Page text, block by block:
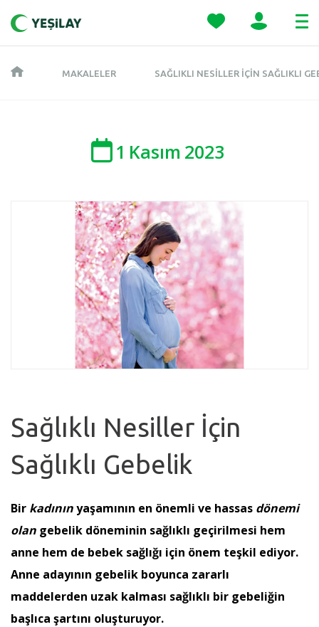
MAKALELER SAĞLIKLI NESILLER İÇIN SAĞLIKLI
1 Kasım 2023
Sağlıklı Nesiller İçin
Sağlıklı Gebelik
Bir kadınınyaşamının en önemli ve hassas dönemi
olan gebelik döneminin sağlıklı geçirilmesi hem
anne hem de bebek sağlığı için önem teşkil ediyor.
Anne adayının gebelik boyunca zararlı
maddelerden uzak kalması sağlıklı bir gebeliğin
başlıca şartını oluşturuyor.